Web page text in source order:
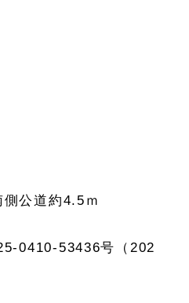
公道約4.5ｍ
0410-53436号（202